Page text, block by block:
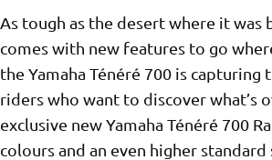
As tough as the desert where it was
comes with new features to go
the Yamaha Ténéré 700 is
riders who want to discover what’s
exclusive new Yamaha Ténéré 700
colours and an even higher standard